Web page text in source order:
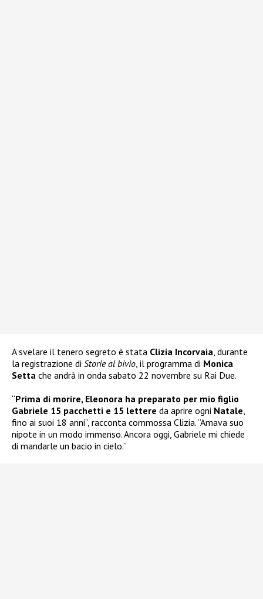
A svelare il tenero segreto è stata Clizia Incorvaia , durante
la registrazione di Storie al bivio , il programma di Monica
Setta che andrà in onda sabato 22 novembre su Rai Due.
“Prima di morire, Eleonora ha preparato per mio figlio
Gabriele 15 pacchetti e 15 lettere da aprire ogni Natale
fino ai suoi 18 anni”, racconta commossa Clizia. “Amava suo
nipote in un modo immenso. Ancora oggi, Gabriele mi chiede
di mandarle un bacio in cielo.”